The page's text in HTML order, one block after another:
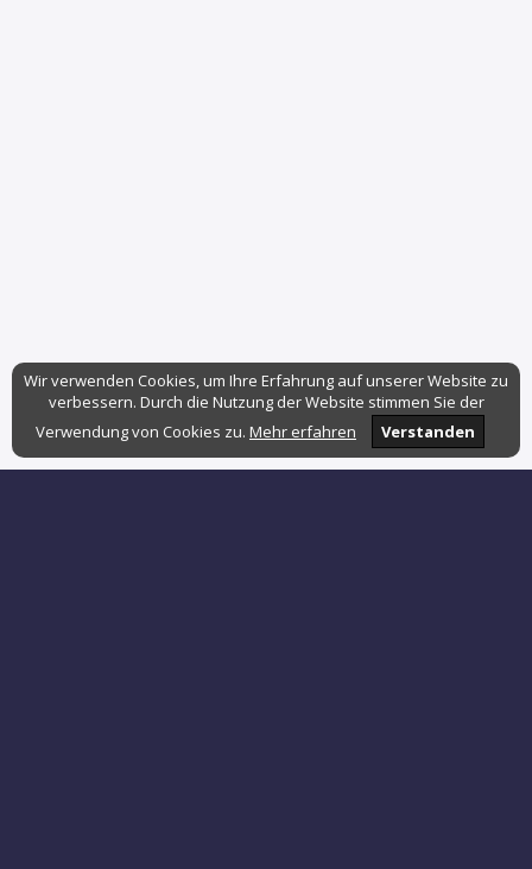
Wir verwenden Cookies, um Ihre Erfahrung auf unserer Website zu
verbessern. Durch die Nutzung der Website stimmen Sie der
Verwendung von Cookies zu. Mehr erfahren Verstanden